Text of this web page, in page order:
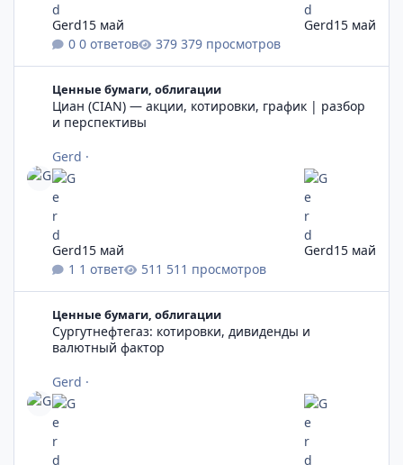
0 ответов 379 просмотров
Gerd15 май Gerd15 май
Ценные бумаги, облигации
Циан (CIAN) — акции, котировки, график | разбор
и перспективы
Gerd ·
1 ответ 511 просмотров
Gerd15 май Gerd15 май
Ценные бумаги, облигации
Сургутнефтегаз: котировки, дивиденды и
валютный фактор
Gerd ·